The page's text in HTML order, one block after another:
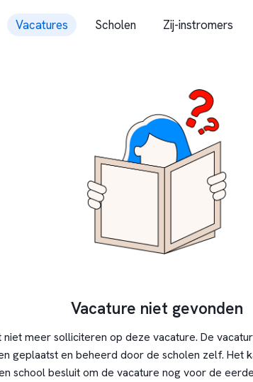
Vacatures Scholen Zij-instromers
Vacature niet gevonden
niet meer solliciteren op deze vacature. De
geplaatst en beheerd door de scholen zelf. Het
school besluit om de vacature nog voor de